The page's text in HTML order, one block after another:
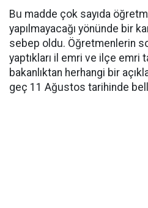
Bu madde çok sayıda
yapılmayacağı yönünde bir
sebep oldu. Öğretmenlerin
yaptıkları il emri ve ilçe emri
bakanlıktan herhangi bir
geç 11 Ağustos tarihinde